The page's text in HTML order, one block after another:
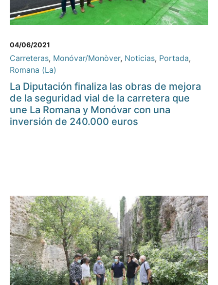
04/06/2021
Carreteras, Monóvar/Monòver, Noticias, Portada,
Romana (La)
La Diputación finaliza las obras de mejora
de la seguridad vial de la carretera que
une La Romana y Monóvar con una
inversión de 240.000 euros